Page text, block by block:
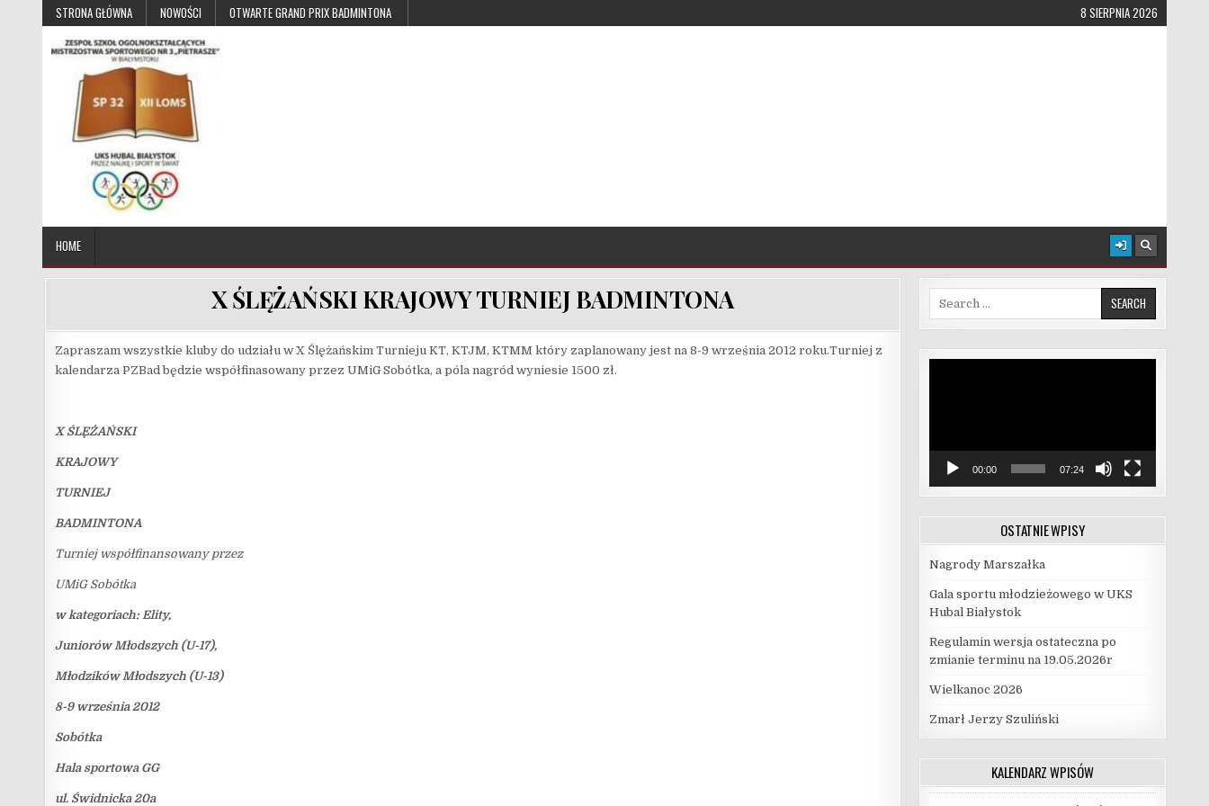
Skip to contentSTRONA GŁÓWNA NOWOŚCI OTWARTE GRAND PRIX BADMINTONA 8 SIERPNIA 2026
UKS Hubal Białystok
HOME
X ŚLĘŻAŃSKI KRAJOWY TURNIEJ BADMINTONA
Zapraszam wszystkie kluby do udziału w X Ślężańskim Turnieju KT, KTJM, KTMM który zaplanowany jest na 8-9 września 2012 roku.Turniej z
kalendarza PZBad będzie współfinasowany przez UMiG Sobótka, a póla nagród wyniesie 1500 zł.
X ŚLĘŻAŃSKI
KRAJOWY
TURNIEJ
BADMINTONA
Turniej współfinansowany przez
UMiG Sobótka
w kategoriach: Elity,
Juniorów Młodszych (U-17),
Młodzików Młodszych (U-13)
8-9 września 2012
Sobótka
Hala sportowa GG
ul. Świdnicka 20a
Search for:
00:00 07:24
OSTATNIE WPISY
Nagrody Marszałka
Gala sportu młodzieżowego w UKS
Hubal Białystok
Regulamin wersja ostateczna po
zmianie terminu na 19.05.2026r
Wielkanoc 2026
Zmarł Jerzy Szuliński
KALENDARZ WPISÓW